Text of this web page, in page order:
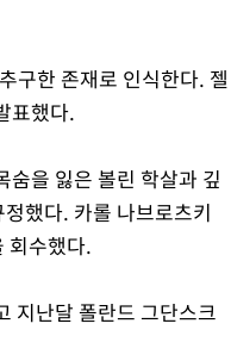
구한 존재로 인식한다. 젤
표했다.
을 잃은 볼린 학살과 깊
했다. 카롤 나브로츠키
회수했다.
지난달 폴란드 그단스크